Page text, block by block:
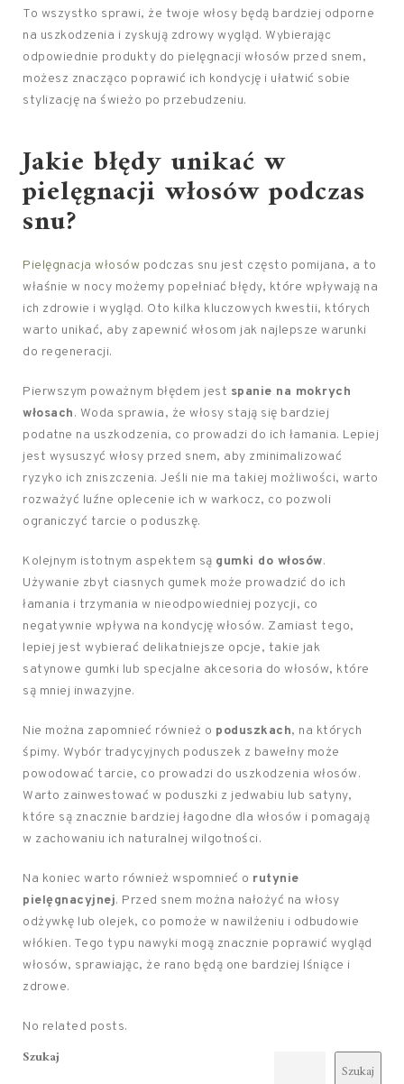
To wszystko sprawi, że twoje włosy będą bardziej odporne
na uszkodzenia i zyskują zdrowy wygląd. Wybierając
odpowiednie produkty do pielęgnacji włosów przed snem,
możesz znacząco poprawić ich kondycję i ułatwić sobie
stylizację na świeżo po przebudzeniu.
Jakie błędy unikać w
pielęgnacji włosów podczas
snu?
Pielęgnacja włosów podczas snu jest często pomijana, a to
właśnie w nocy możemy popełniać błędy, które wpływają na
ich zdrowie i wygląd. Oto kilka kluczowych kwestii, których
warto unikać, aby zapewnić włosom jak najlepsze warunki
do regeneracji.
Pierwszym poważnym błędem jest spanie na mokrych
włosach. Woda sprawia, że włosy stają się bardziej
podatne na uszkodzenia, co prowadzi do ich łamania. Lepiej
jest wysuszyć włosy przed snem, aby zminimalizować
ryzyko ich zniszczenia. Jeśli nie ma takiej możliwości, warto
rozważyć luźne oplecenie ich w warkocz, co pozwoli
ograniczyć tarcie o poduszkę.
Kolejnym istotnym aspektem są gumki do włosów.
Używanie zbyt ciasnych gumek może prowadzić do ich
łamania i trzymania w nieodpowiedniej pozycji, co
negatywnie wpływa na kondycję włosów. Zamiast tego,
lepiej jest wybierać delikatniejsze opcje, takie jak
satynowe gumki lub specjalne akcesoria do włosów, które
są mniej inwazyjne.
Nie można zapomnieć również o poduszkach, na których
śpimy. Wybór tradycyjnych poduszek z bawełny może
powodować tarcie, co prowadzi do uszkodzenia włosów.
Warto zainwestować w poduszki z jedwabiu lub satyny,
które są znacznie bardziej łagodne dla włosów i pomagają
w zachowaniu ich naturalnej wilgotności.
Na koniec warto również wspomnieć o rutynie
pielęgnacyjnej. Przed snem można nałożyć na włosy
odżywkę lub olejek, co pomoże w nawilżeniu i odbudowie
włókien. Tego typu nawyki mogą znacznie poprawić wygląd
włosów, sprawiając, że rano będą one bardziej lśniące i
zdrowe.
No related posts.
Szukaj
Szukaj